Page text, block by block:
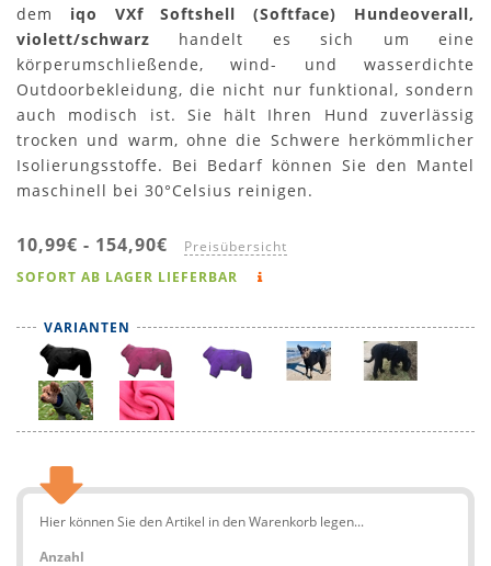
dem iqo VXf Softshell (Softface) Hundeoverall,
violett/schwarz handelt es sich um eine
körperumschließende, wind- und wasserdichte
Outdoorbekleidung, die nicht nur funktional, sondern
auch modisch ist. Sie hält Ihren Hund zuverlässig
trocken und warm, ohne die Schwere herkömmlicher
Isolierungsstoffe. Bei Bedarf können Sie den Mantel
maschinell bei 30°Celsius reinigen.
10,99€ - 154,90€ Preisübersicht
SOFORT AB LAGER LIEFERBAR
VARIANTEN
Hier können Sie den Artikel in den Warenkorb legen...
Anzahl